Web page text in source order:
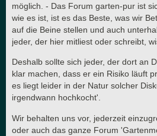
möglich. - Das Forum garten-pur ist
wie es ist, ist es das Beste, was wir
auf die Beine stellen und auch
jeder, der hier mitliest oder schreibt,
Deshalb sollte sich jeder, der dort an
klar machen, dass er ein Risiko läuft
es liegt leider in der Natur solcher
irgendwann hochkocht'.
Wir behalten uns vor, jederzeit
oder auch das ganze Forum